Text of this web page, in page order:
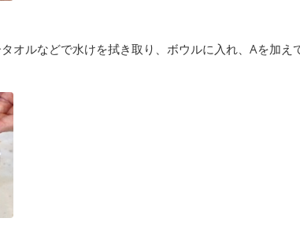
オルなどで水けを拭き取り、ボウルに入れ、Aを加え